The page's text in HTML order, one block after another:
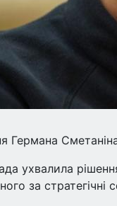
Германа
ухвалила
за